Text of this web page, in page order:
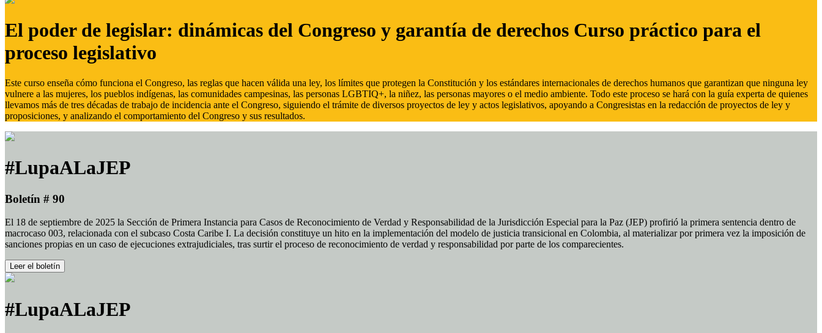
El poder de legislar: dinámicas del Congreso y garantía de derechos Curso práctico para el
proceso legislativo
Este curso enseña cómo funciona el Congreso, las reglas que hacen válida una ley, los límites que protegen la Constitución y los estándares internacionales de derechos humanos que garantizan que ninguna ley
vulnere a las mujeres, los pueblos indígenas, las comunidades campesinas, las personas LGBTIQ+, la niñez, las personas mayores o el medio ambiente. Todo este proceso se hará con la guía experta de quienes
llevamos más de tres décadas de trabajo de incidencia ante el Congreso, siguiendo el trámite de diversos proyectos de ley y actos legislativos, apoyando a Congresistas en la redacción de proyectos de ley y
proposiciones, y analizando el comportamiento del Congreso y sus resultados.
#LupaALaJEP
Boletín # 90
El 18 de septiembre de 2025 la Sección de Primera Instancia para Casos de Reconocimiento de Verdad y Responsabilidad de la Jurisdicción Especial para la Paz (JEP) profirió la primera sentencia dentro de
macrocaso 003, relacionada con el subcaso Costa Caribe I. La decisión constituye un hito en la implementación del modelo de justicia transicional en Colombia, al materializar por primera vez la imposición de
sanciones propias en un caso de ejecuciones extrajudiciales, tras surtir el proceso de reconocimiento de verdad y responsabilidad por parte de los comparecientes.
Leer el boletín
#LupaALaJEP